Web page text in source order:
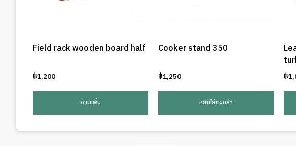
Field rack wooden board half
฿1,200
อ่านเพิ่ม
Cooker stand 350
฿1,250
หยิบใส่ตะกร้า
฿